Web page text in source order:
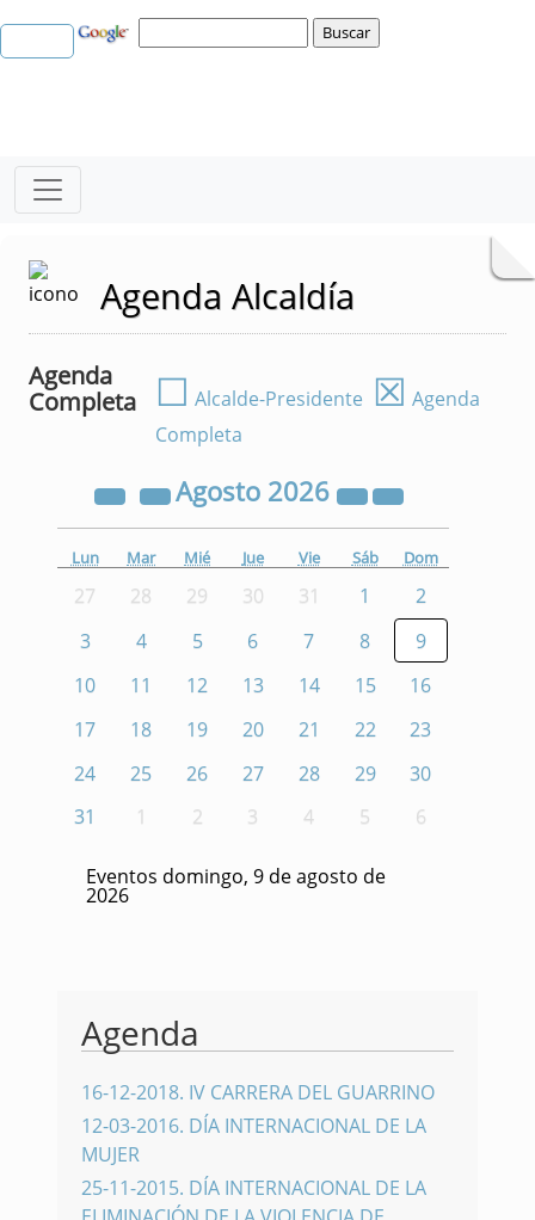
Agenda Alcaldía
Agenda
Completa
☐ Alcalde-Presidente ☒ Agenda
Completa
Agosto 2026
Lun Mar Mié Jue Vie Sáb Dom
27 28 29 30 31 1
2
3
4 5 6 7 8
9
10
11 12 13 14 15
16
17
18 19 20 21 22
23
24
25 26 27 28 29
30
31
1 2 3 4 5 6
Eventos domingo, 9 de agosto de
2026
Agenda
16-12-2018. IV CARRERA DEL GUARRINO
12-03-2016. DÍA INTERNACIONAL DE LA
MUJER
25-11-2015. DÍA INTERNACIONAL DE LA